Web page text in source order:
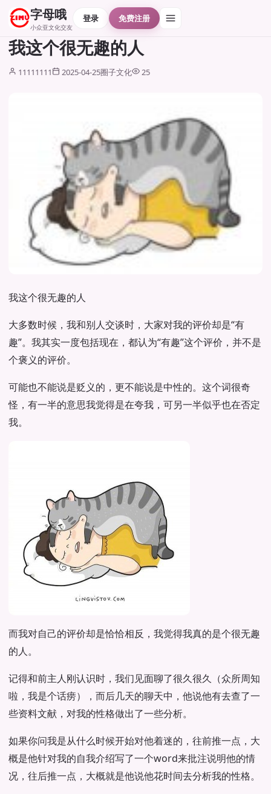
字母哦
小众亚文化交友
登录 免费注册
我这个很无趣的人
11111111 2025-04-25圈子文化 25
我这个很无趣的人
大多数时候，我和别人交谈时，大家对我的评价却是“有
趣”。我其实一度包括现在，都认为“有趣”这个评价，并不是
个褒义的评价。
可能也不能说是贬义的，更不能说是中性的。这个词很奇
怪，有一半的意思我觉得是在夸我，可另一半似乎也在否定
我。
而我对自己的评价却是恰恰相反，我觉得我真的是个很无趣
的人。
记得和前主人刚认识时，我们见面聊了很久很久（众所周知
啦，我是个话痨），而后几天的聊天中，他说他有去查了一
些资料文献，对我的性格做出了一些分析。
如果你问我是从什么时候开始对他着迷的，往前推一点，大
概是他针对我的自我介绍写了一个word来批注说明他的情
况，往后推一点，大概就是他说他花时间去分析我的性格。